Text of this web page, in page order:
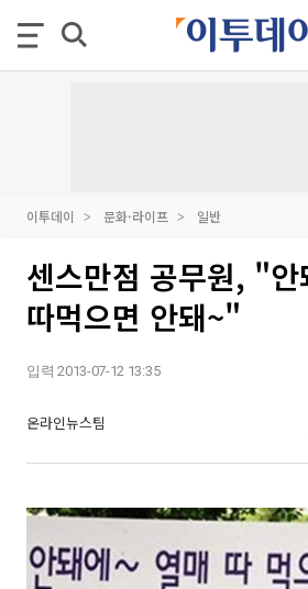
이투데이 문화·라이프 일반
센스만점 공무원, "안
따먹으면 안돼~"
입력 2013-07-12 13:35
온라인뉴스팀